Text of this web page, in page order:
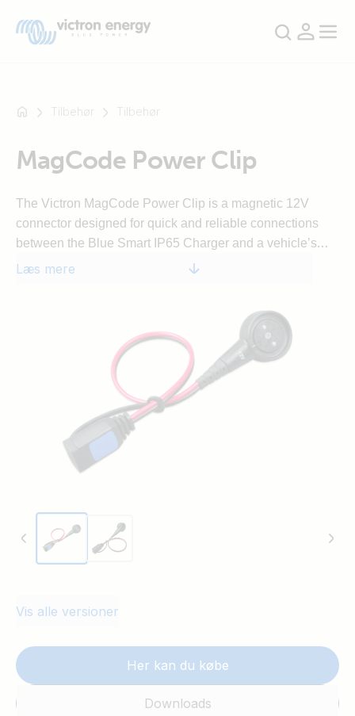
SmartSolar
Multiplus-
Orion
Tilbehør Tilbehør
MagCode Power Clip
The Victron MagCode Power Clip is a magnetic 12V
connector designed for quick and reliable connections
between the Blue Smart IP65 Charger and a vehicle’s
power inlet. It has a 30A ATO fuse and is rated for use up
Læs mere
Vis alle versioner
Her kan du købe
Downloads